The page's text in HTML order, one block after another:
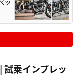
ッ
乗インプレッ